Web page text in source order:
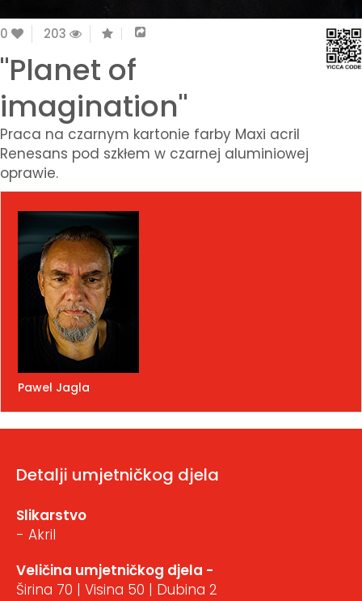
0 203
"Planet of
imagination"
Praca na czarnym kartonie farby Maxi acril
Renesans pod szkłem w czarnej aluminiowej
oprawie.
Pawel Jagla
Detalji umjetničkog djela
Slikarstvo
- Akril
Veličina umjetničkog djela -
Širina 70 | Visina 50 | Dubina 2